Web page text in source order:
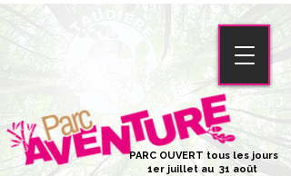
PARC OUVERT tous les jours
1er juillet au 31 août